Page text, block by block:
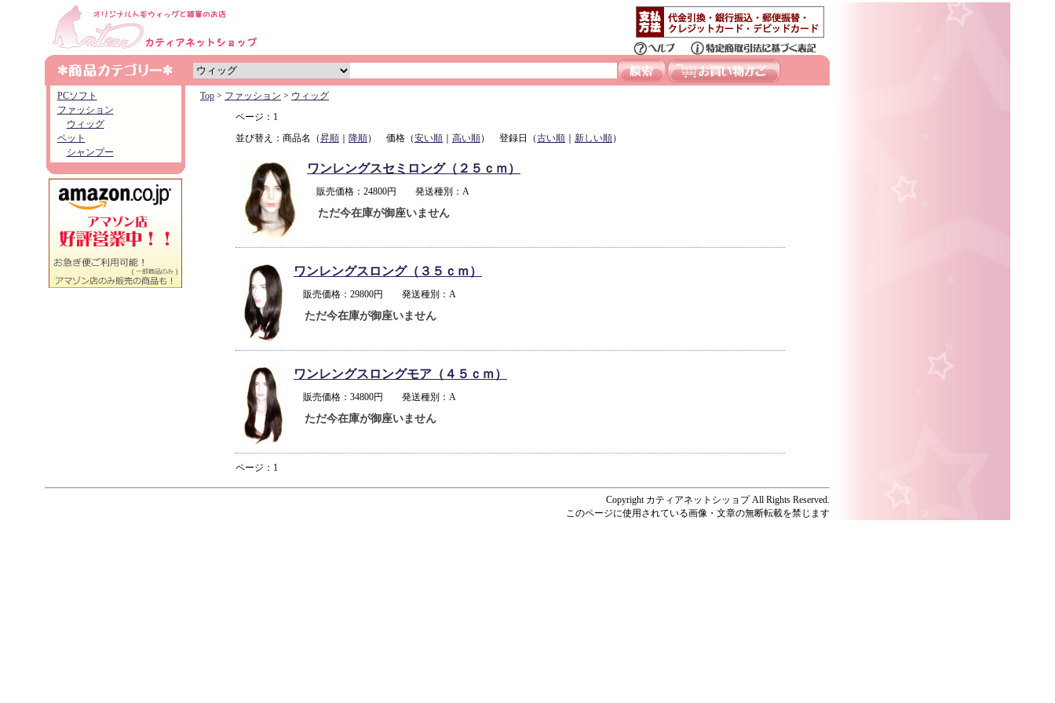
PCソフト
ファッション
ウィッグ
ペット
シャンプー
Top > ファッション > ウィッグ
ページ：1
並び替え：商品名（昇順 降順） 価格（安い順 高い順） 登録日（古い順 新しい順）
ワンレングスセミロング（２５ｃｍ）
販売価格：24800円 発送種別：A
ただ今在庫が御座いません
ワンレングスロング（３５ｃｍ）
販売価格：29800円 発送種別：A
ただ今在庫が御座いません
ワンレングスロングモア（４５ｃｍ）
販売価格：34800円 発送種別：A
ただ今在庫が御座いません
ページ：1
Copyright カティアネットシッョプ All Rights Reserved.
このページに使用されている画像・文章の無断転載を禁じます